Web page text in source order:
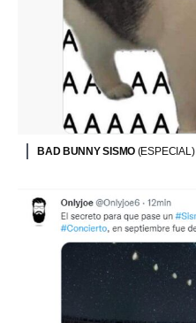
BAD BUNNY SISMO (ESPECIAL)